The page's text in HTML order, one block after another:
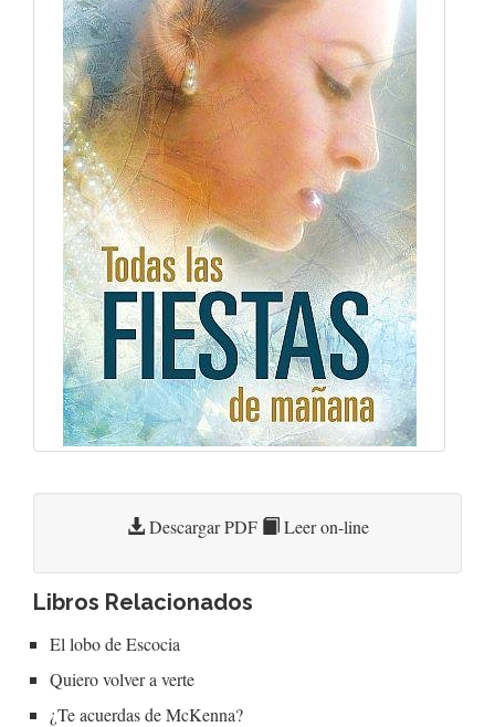
Descargar PDF Leer on-line
Libros Relacionados
El lobo de Escocia
Quiero volver a verte
¿Te acuerdas de McKenna?